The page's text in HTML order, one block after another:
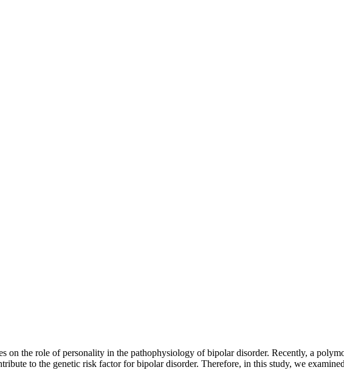
on the role of personality in the pathophysiology of bipolar disorder. Recently, a
to the genetic risk factor for bipolar disorder. Therefore, in this study, we